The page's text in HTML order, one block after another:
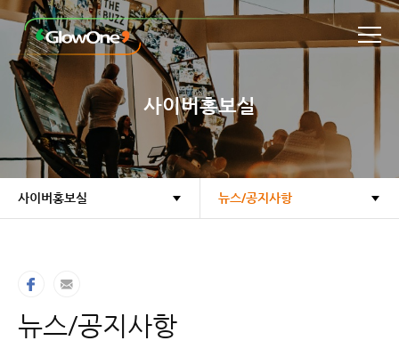
본문바로가기
사이버홍보실
사이버홍보실 뉴스/공지사항
뉴스/공지사항